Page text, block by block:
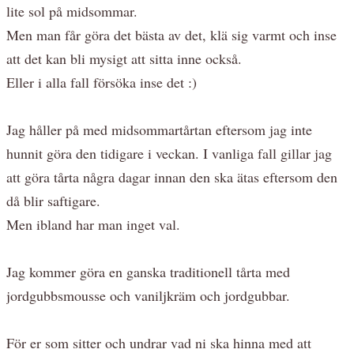
lite sol på midsommar.
Men man får göra det bästa av det, klä sig varmt och inse
att det kan bli mysigt att sitta inne också.
Eller i alla fall försöka inse det :)
Jag håller på med midsommartårtan eftersom jag inte
hunnit göra den tidigare i veckan. I vanliga fall gillar jag
att göra tårta några dagar innan den ska ätas eftersom den
då blir saftigare.
Men ibland har man inget val.
Jag kommer göra en ganska traditionell tårta med
jordgubbsmousse och vaniljkräm och jordgubbar.
För er som sitter och undrar vad ni ska hinna med att